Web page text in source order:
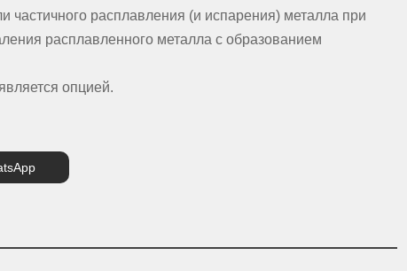
частичного расплавления (и испарения) металла при
расплавленного металла с образованием
опцией.